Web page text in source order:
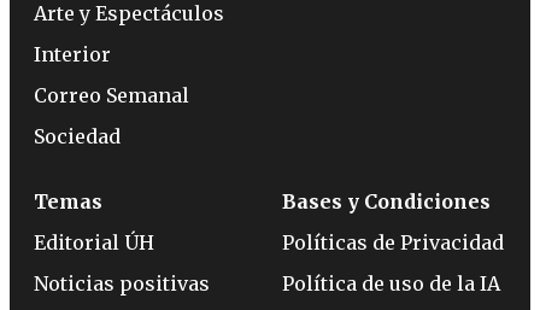
Arte y Espectáculos
Interior
Correo Semanal
Sociedad
Temas
Editorial ÚH
Noticias positivas
Bases y Condiciones
Políticas de Privacidad
Política de uso de la IA